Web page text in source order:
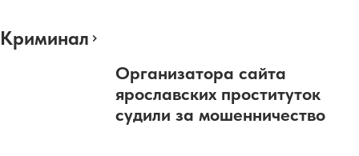
Криминал
Организатора сайта
ярославских проституток
судили за мошенничество